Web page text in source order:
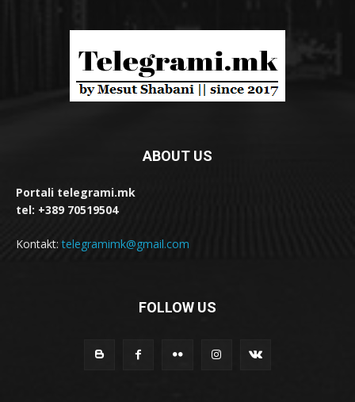
ABOUT US
Portali telegrami.mk
tel: +389 70519504
Kontakt:telegramimk@gmail.com
FOLLOW US